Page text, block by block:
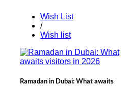
Wish List
/
Wish list
Ramadan in Dubai: What awaits